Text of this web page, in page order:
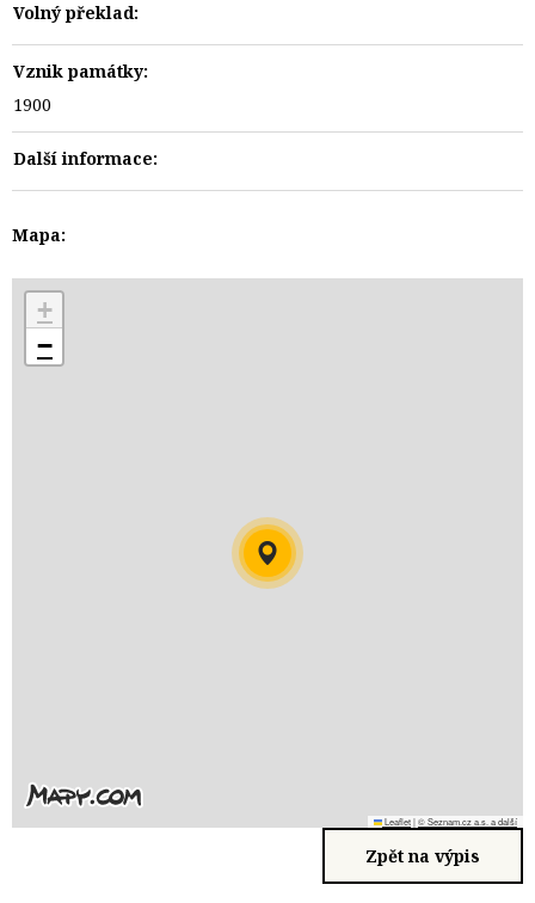
Volný překlad:
Vznik památky:
1900
Další informace:
Mapa:
+
−
Leaflet|© Seznam.cz a.s. a další
Zpět na výpis